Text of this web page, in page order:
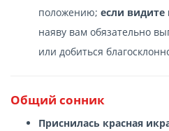
положению; если
наяву вам обязательно
или добиться
Общий сонник
Приснилась красная